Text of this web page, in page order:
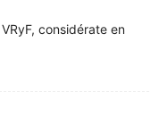
considérate en